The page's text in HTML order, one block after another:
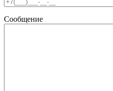
Сообщение